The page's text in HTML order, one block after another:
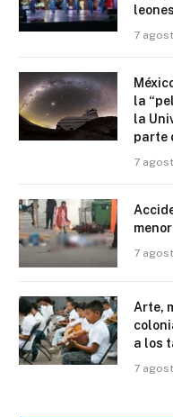
7
la
la
parte
7
7
Arte,
a los
7